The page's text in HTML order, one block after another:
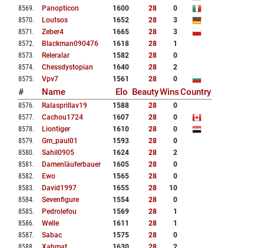
8569. Panopticon 1600 28
0
8570. Loutsos 1652 28
3
8571 . Zeber4 1665 28
3
8572. Blackman090476 1618 28
1
8573. Releralar 1582 28
0
8574. Chessdystopian 1640 28
2
8575. Vpv7 1561 28 0
# Name Elo BeautyWinsCountry
8576. Ralasprillav19 1588 28
0
8577. Cachou1724 1607 28
0
8578. Liontiger 1610 28
0
8579. Gm_paul01 1593 28
0
8580. Sahil0905 1624 28
2
8581 . Damenläuferbauer 1605 28
0
8582. Ewo 1565 28
0
8583. David1997 1655 28
10
8584. Sevenfigure 1554 28
0
8585. Pedrolefou 1569 28
1
8586. Welle 1611 28
1
8587. Sabac 1575 28
0